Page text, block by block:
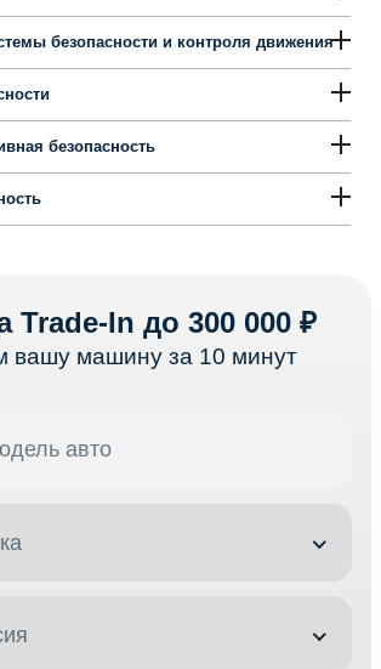
безопасности и контроля движения
безопасность
Trade-In до 300 000 ₽
вашу машину за 10 минут